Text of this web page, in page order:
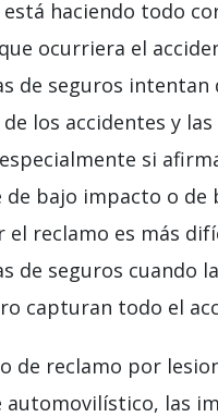
está haciendo todo
ocurriera el
de seguros intentan
los accidentes y
si
de bajo impacto o de
el reclamo es más
de seguros cuando
capturan todo el
de reclamo por
automovilístico, las